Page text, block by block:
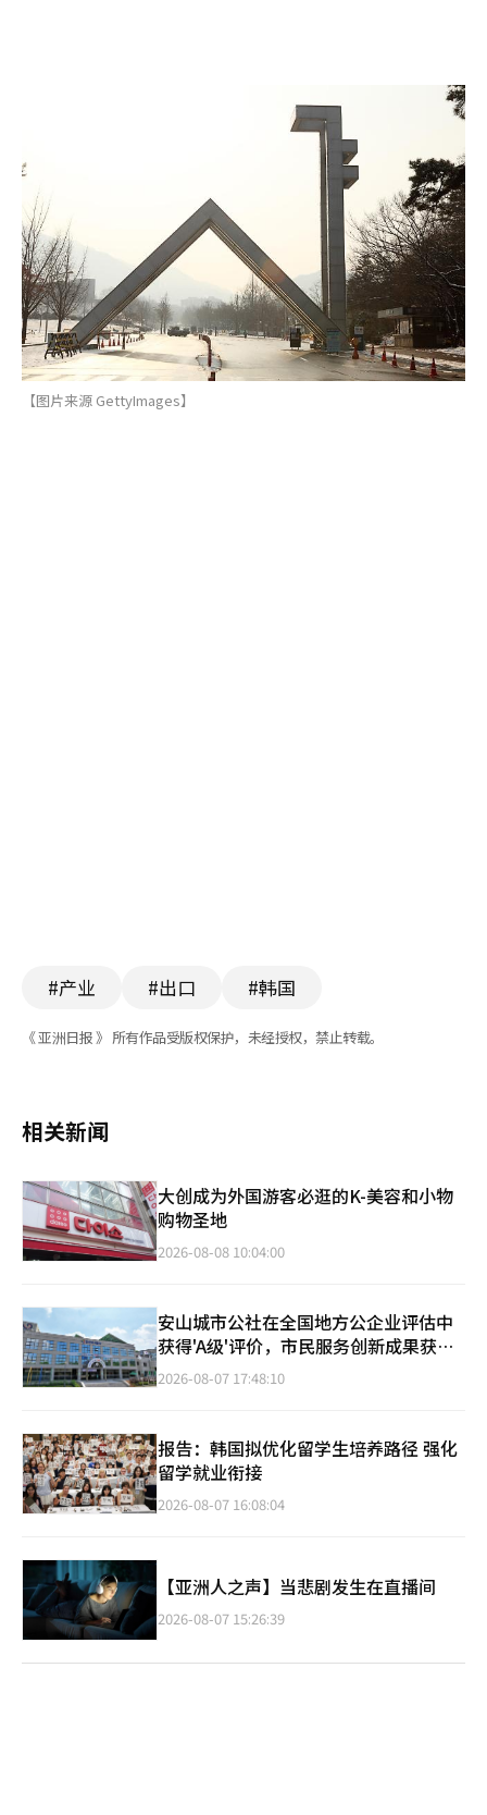
【图片来源 GettyImages】
#产业 #出口 #韩国
《 亚洲日报 》 所有作品受版权保护，未经授权，禁止转载。
相关新闻
大创成为外国游客必逛的K-美容和小物
购物圣地
2026-08-08 10:04:00
安山城市公社在全国地方公企业评估中
获得'A级'评价，市民服务创新成果获认
可
2026-08-07 17:48:10
报告：韩国拟优化留学生培养路径 强化
留学就业衔接
2026-08-07 16:08:04
【亚洲人之声】当悲剧发生在直播间
2026-08-07 15:26:39